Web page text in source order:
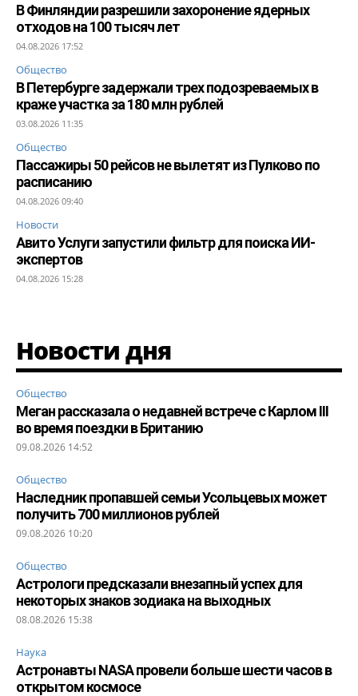
В Финляндии разрешили захоронение ядерных
отходов на 100 тысяч лет
04.08.2026 17:52
Общество
В Петербурге задержали трех подозреваемых в
краже участка за 180 млн рублей
03.08.2026 11:35
Общество
Пассажиры 50 рейсов не вылетят из Пулково по
расписанию
04.08.2026 09:40
Новости
Авито Услуги запустили фильтр для поиска ИИ-
экспертов
04.08.2026 15:28
Новости дня
Общество
Меган рассказала о недавней встрече с Карлом III
во время поездки в Британию
09.08.2026 14:52
Общество
Наследник пропавшей семьи Усольцевых может
получить 700 миллионов рублей
09.08.2026 10:20
Общество
Астрологи предсказали внезапный успех для
некоторых знаков зодиака на выходных
08.08.2026 15:38
Наука
Астронавты NASA провели больше шести часов в
открытом космосе